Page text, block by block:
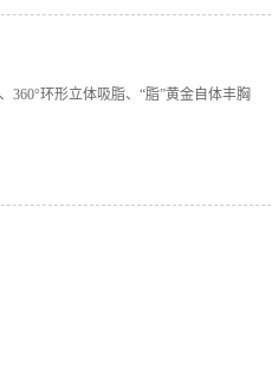
360°环形立体吸脂、“脂”黄金自体丰胸